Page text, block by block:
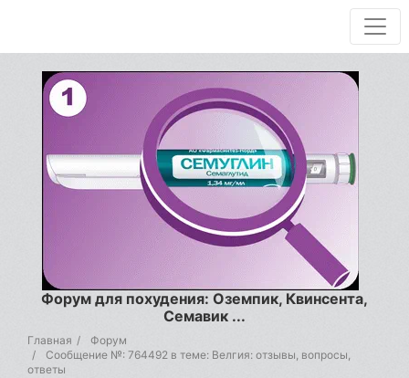
Форум для похудения: Оземпик, Квинсента,
Семавик ...
Главная
Форум
Сообщение №: 764492 в теме: Велгия: отзывы, вопросы,
ответы